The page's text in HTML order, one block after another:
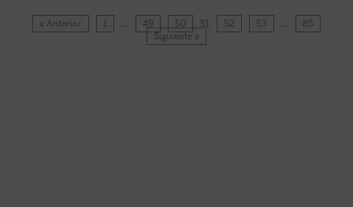
« Anterior 1 … 49 50 51 52 53 …
85
Siguiente »